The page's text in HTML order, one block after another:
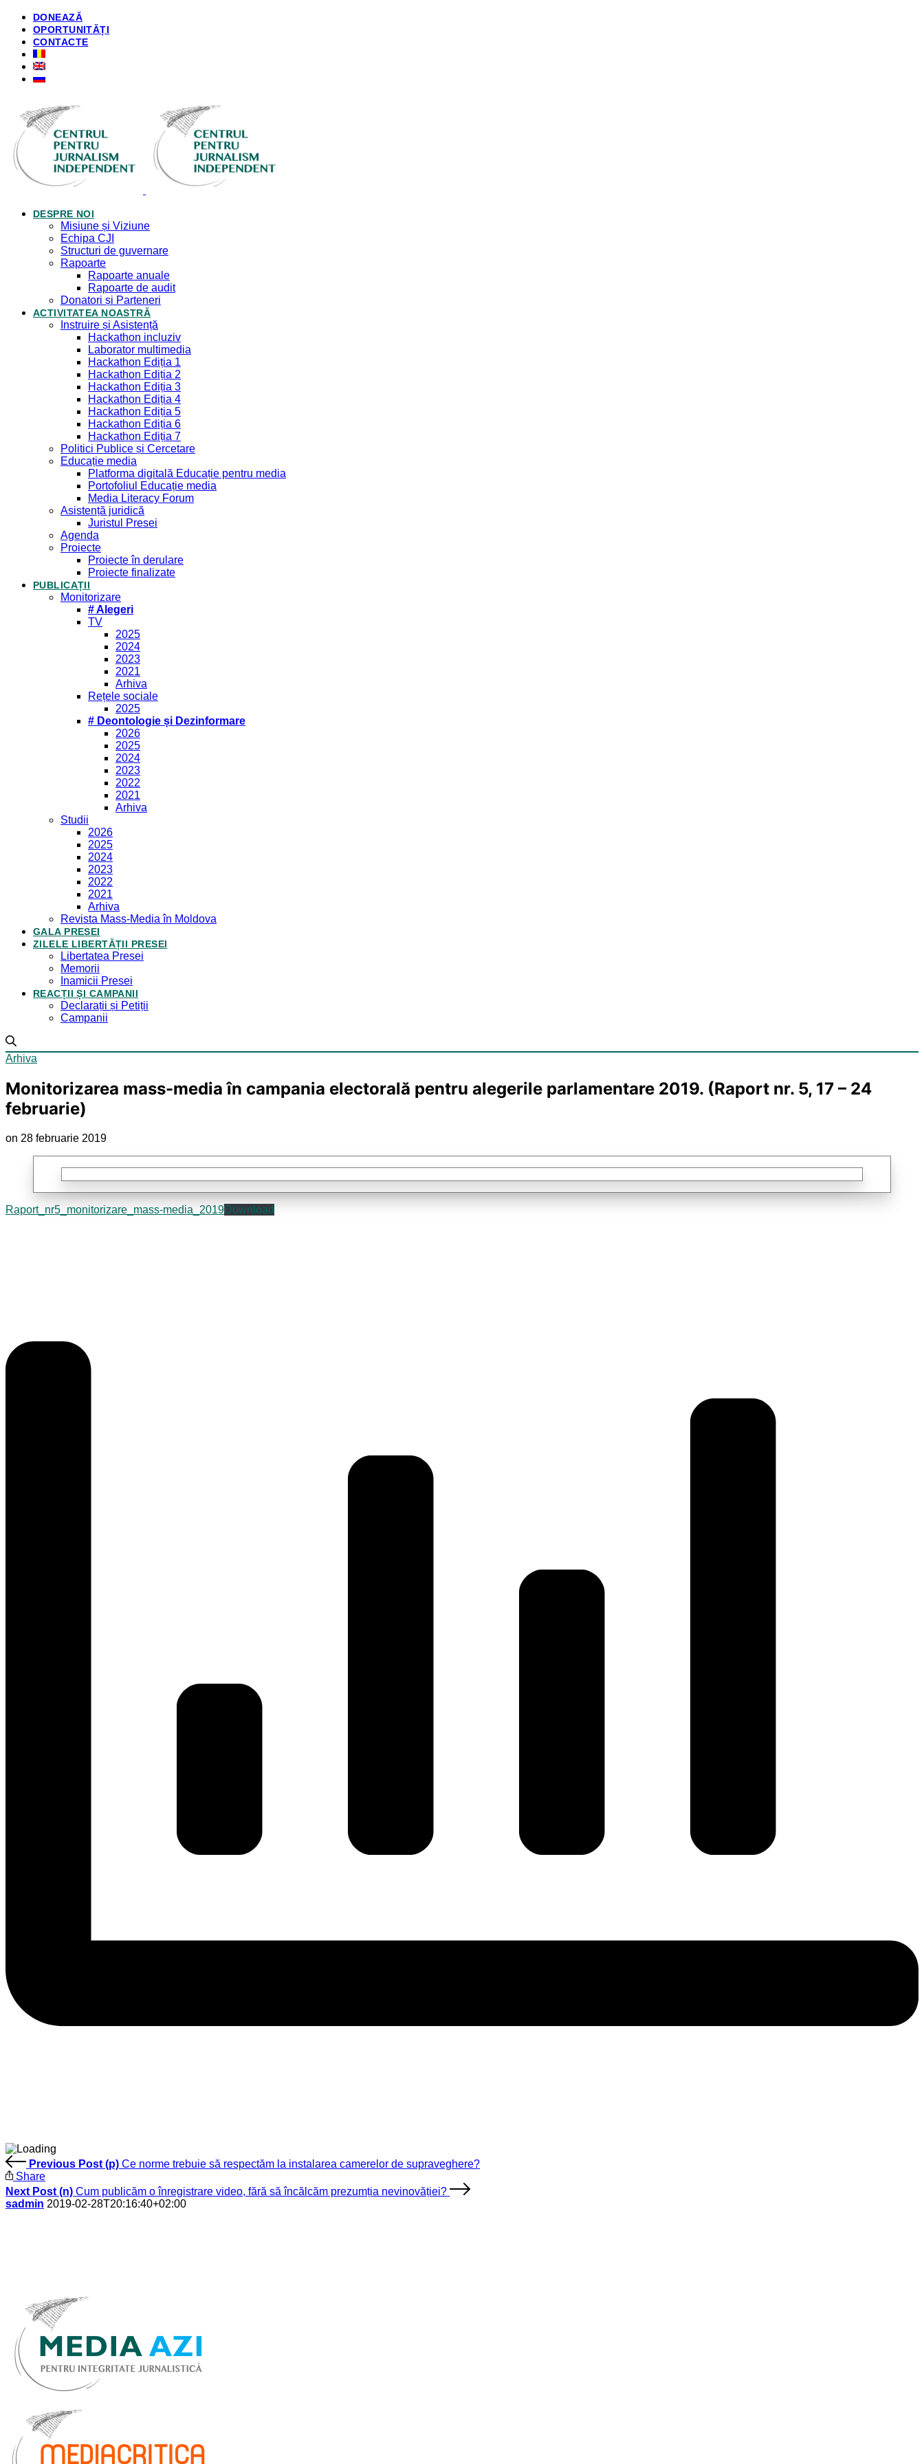
DONEAZĂ
OPORTUNITĂȚI
CONTACTE
DESPRE NOI
Misiune și Viziune
Echipa CJI
Structuri de guvernare
Rapoarte
Rapoarte anuale
Rapoarte de audit
Donatori și Parteneri
ACTIVITATEA NOASTRĂ
Instruire și Asistență
Hackathon incluziv
Laborator multimedia
Hackathon Ediția 1
Hackathon Ediția 2
Hackathon Ediția 3
Hackathon Ediția 4
Hackathon Ediția 5
Hackathon Ediția 6
Hackathon Ediția 7
Politici Publice și Cercetare
Educație media
Platforma digitală Educație pentru media
Portofoliul Educație media
Media Literacy Forum
Asistență juridică
Juristul Presei
Agenda
Proiecte
Proiecte în derulare
Proiecte finalizate
PUBLICAȚII
Monitorizare
# Alegeri
TV
2025
2024
2023
2021
Arhiva
Rețele sociale
2025
# Deontologie și Dezinformare
2026
2025
2024
2023
2022
2021
Arhiva
Studii
2026
2025
2024
2023
2022
2021
Arhiva
Revista Mass-Media în Moldova
GALA PRESEI
ZILELE LIBERTĂȚII PRESEI
Libertatea Presei
Memorii
Inamicii Presei
REACȚII ȘI CAMPANII
Declarații și Petiții
Campanii
Arhiva
Monitorizarea mass-media în campania electorală pentru alegerile parlamentare 2019. (Raport nr. 5, 17 – 24
februarie)
on 28 februarie 2019
Raport_nr5_monitorizare_mass-media_2019Download
Previous Post (p) Ce norme trebuie să respectăm la instalarea camerelor de supraveghere?
Share
Next Post (n) Cum publicăm o înregistrare video, fără să încălcăm prezumția nevinovăției?
sadmin 2019-02-28T20:16:40+02:00